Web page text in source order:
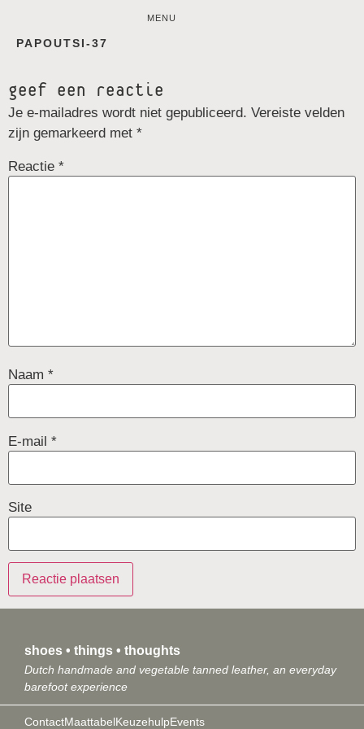
MENU
PAPOUTSI-37
geef een reactie
Je e-mailadres wordt niet gepubliceerd. Vereiste velden
zijn gemarkeerd met *
Reactie *
Naam *
E-mail *
Site
shoes • things • thoughts
Dutch handmade and vegetable tanned leather, an everyday
barefoot experience
ContactMaattabelKeuzehulpEvents